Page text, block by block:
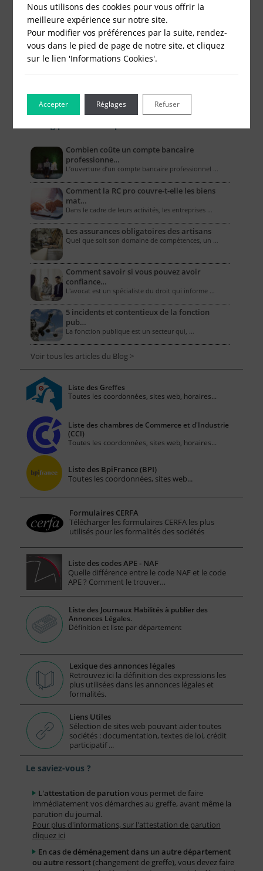
Combien coûte un compte bancaire
professionne…
L’ouverture d’un compte bancaire professionnel …
Comment la RC pro couvre-t-elle les biens
mat…
Dans le cadre de leurs activités, les entreprises …
Les assurances obligatoires des artisans
Quel que soit son domaine de compétences, un …
Comment savoir si vous pouvez avoir
confiance…
L'avocat est un spécialiste du droit qui informe …
5 incidents et contentieux de la fonction
pub…
La fonction publique est un secteur qui, …
Voir tous les articles du Blog >
Liste des Greffes
Toutes les coordonnées, sites web, horaires...
Liste des chambres de Commerce et d'Industrie
(CCI)
Toutes les coordonnées, sites web, horaires...
Liste des BpiFrance (BPI)
Toutes les coordonnées, sites web...
Formulaires CERFA
Télécharger les formulaires CERFA les plus
utilisés pour les formalités des sociétés
Liste des codes APE - NAF
Quelle différence entre le code NAF et le code
APE ? Comment le trouver…
Liste des Journaux Habilités à publier des
Annonces Légales.
Définition et liste par département
Lexique des annonces légales
Retrouvez ici la définition des expressions les
plus utilisées dans les annonces légales et
formalités.
Liens Utiles
Sélection de sites web pouvant aider toutes
sociétés : documentation, textes de loi, crédit
participatif ...
Le saviez-vous ?
L'attestation de parution vous permet de faire
immédiatement vos démarches au greffe, avant même la
parution du journal.
Pour plus d'informations, sur l'attestation de parution
cliquez ici
En cas de déménagement dans un autre département
ou autre ressort(changement de greffe), vous devez faire
Nous utilisons des cookies pour vous offrir la
meilleure expérience sur notre site.
Pour modifier vos préférences par la suite, rendez-
vous dans le pied de page de notre site, et cliquez
sur le lien 'Informations Cookies'.
Accepter Refuser
Réglages